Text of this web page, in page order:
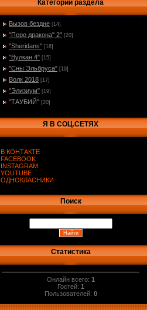
Категории раздела
Вызов бездне [14]
"Перо дракона" 2" [20]
"Sheridans" [16]
"Вулкан 4" [15]
"Сны Эльбруса" [19]
Волк 2018 [17]
"Элизиум" [19]
"ТАУБИЙ" [20]
Я В СОЦ.СЕТЯХ
В КОНТАКТЕ
FACEBOOK
INSTAGRAM
YOUTUBE
ОДНОКЛАСНИКИ
Поиск
Статистика
Онлайн всего: 1
Гостей: 1
Пользователей: 0